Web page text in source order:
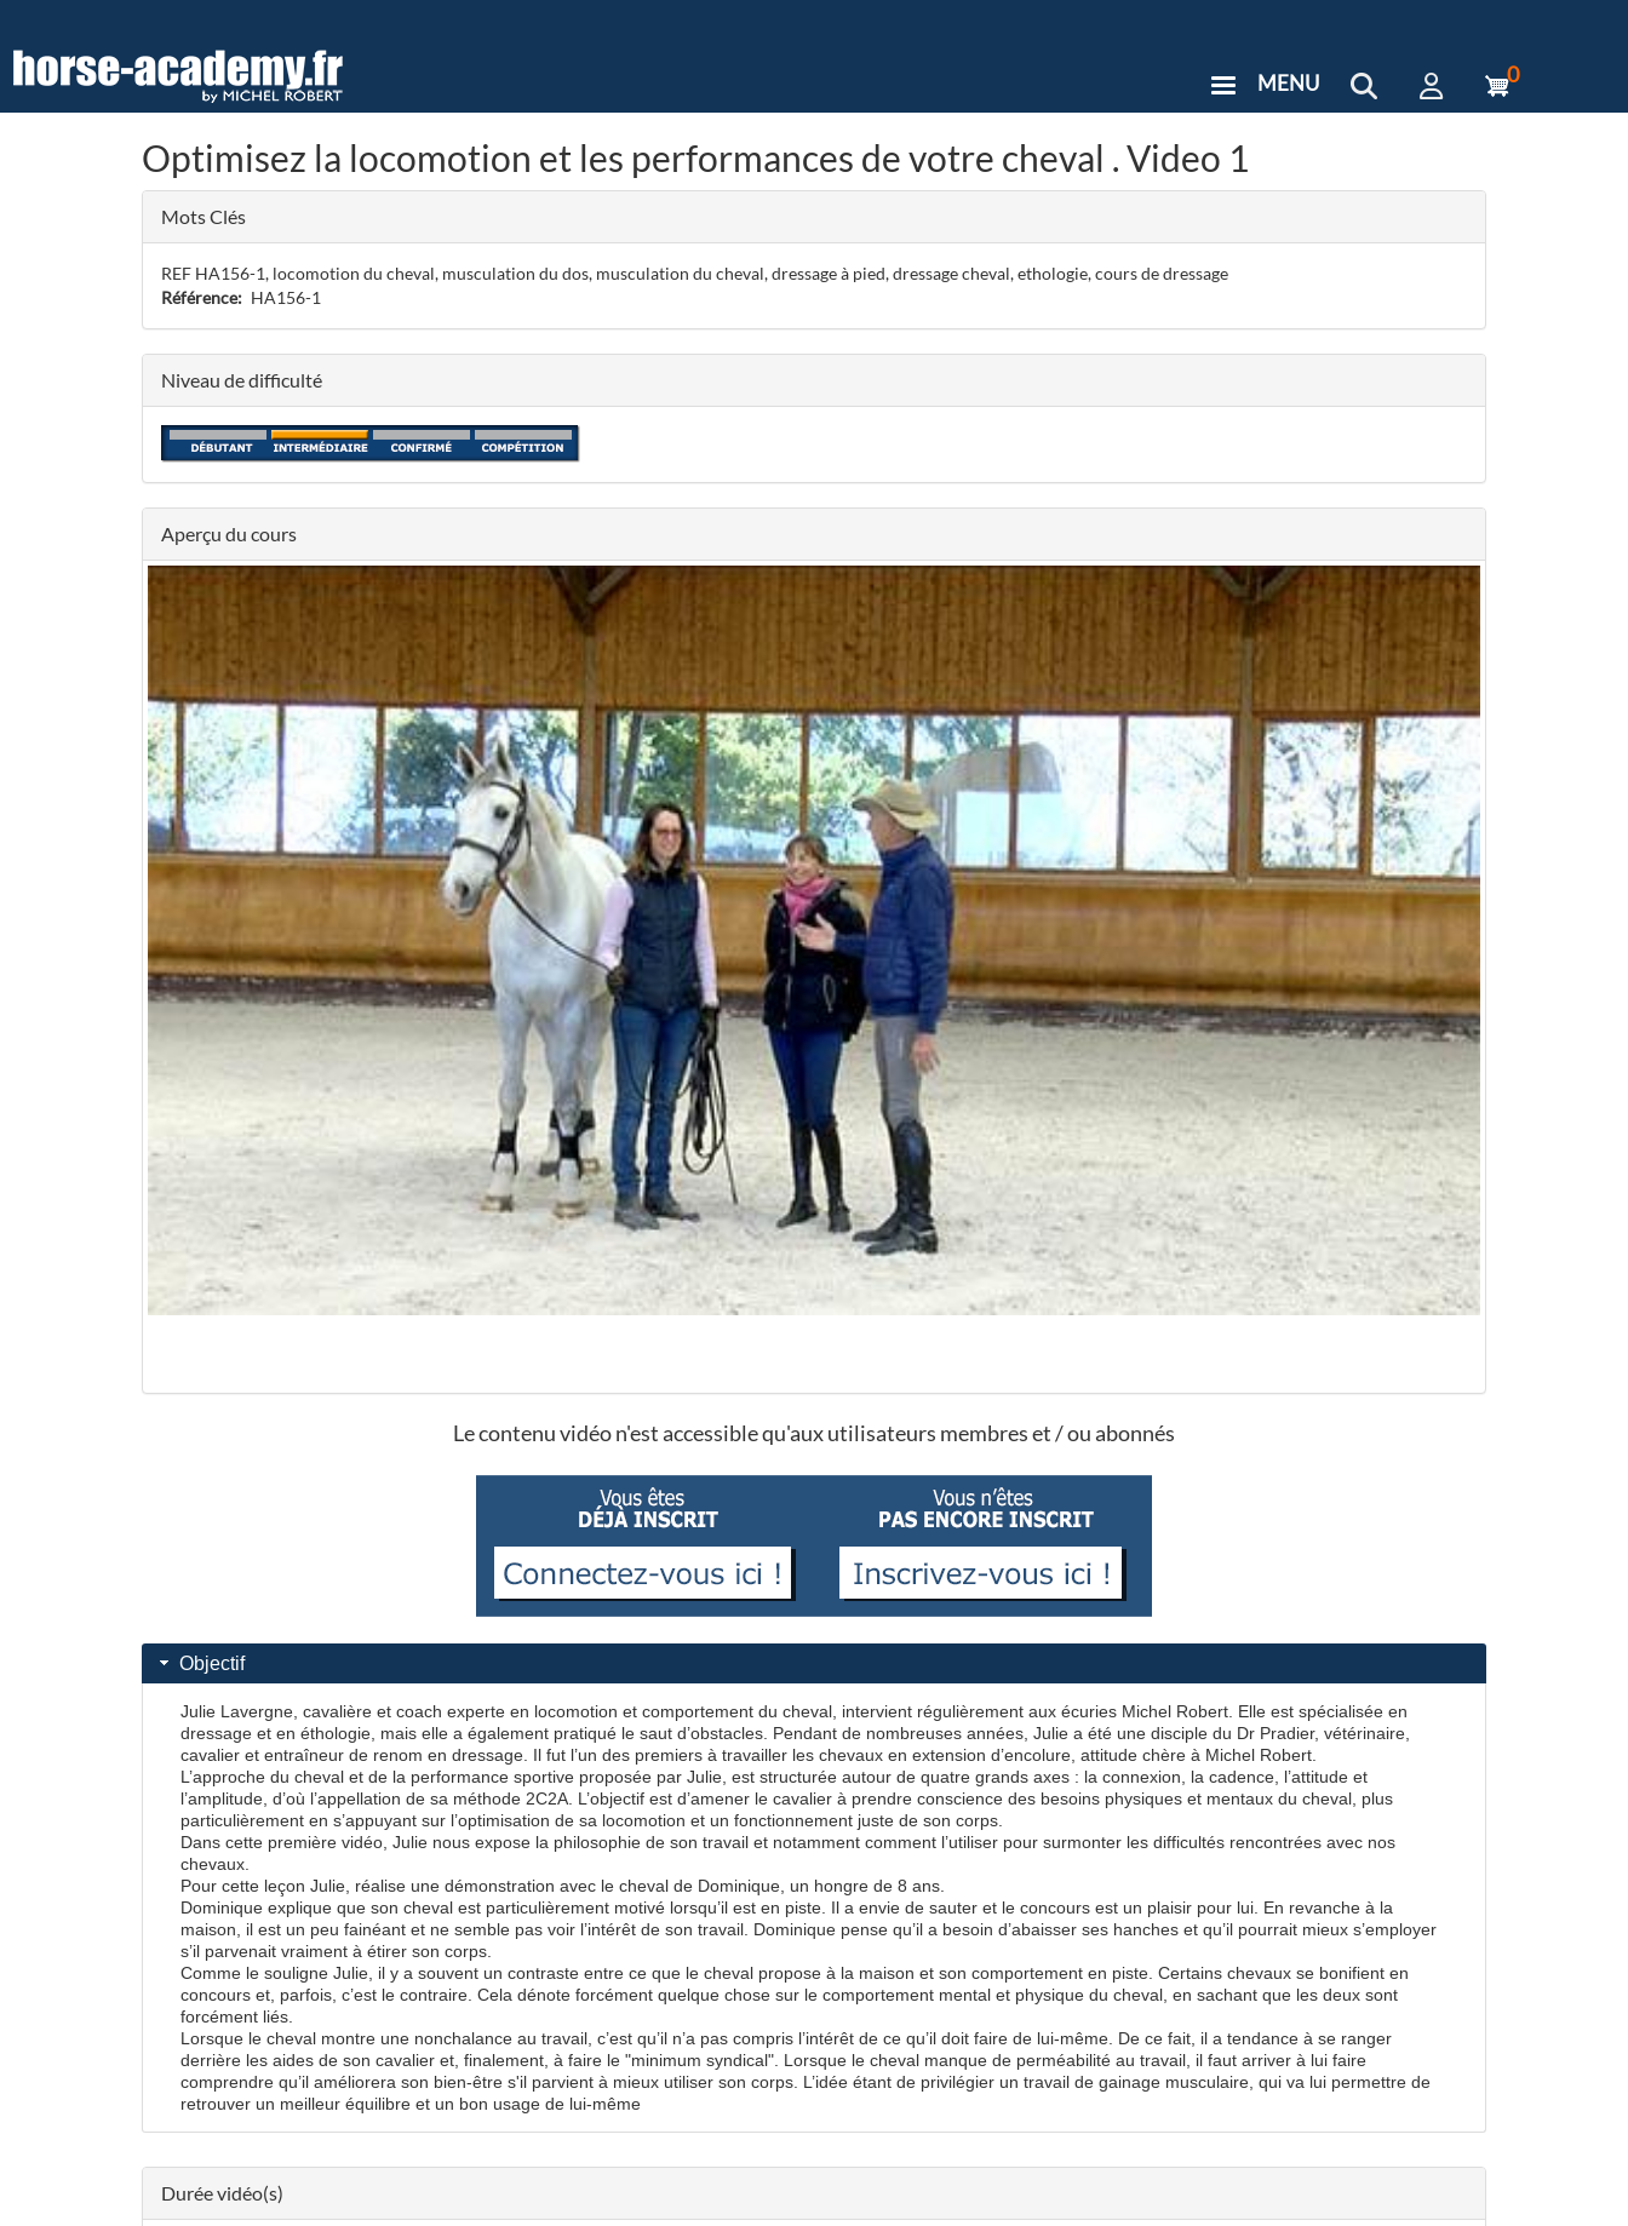
au
contenu
User
Custom
MENU 0
Optimisez la locomotion et les performances de votre cheval . Video 1
Mots Clés
REF HA156-1, locomotion du cheval, musculation du dos, musculation du cheval, dressage à pied, dressage cheval, ethologie, cours de dressage
Référence
HA156-1
Niveau de difficulté
Aperçu du cours
Le contenu vidéo n'est accessible qu'aux utilisateurs membres et / ou abonnés
Objectif
Julie Lavergne, cavalière et coach experte en locomotion et comportement du cheval, intervient régulièrement aux écuries Michel Robert. Elle est spécialisée en
dressage et en éthologie, mais elle a également pratiqué le saut d’obstacles. Pendant de nombreuses années, Julie a été une disciple du Dr Pradier, vétérinaire,
cavalier et entraîneur de renom en dressage. Il fut l’un des premiers à travailler les chevaux en extension d’encolure, attitude chère à Michel Robert.
L’approche du cheval et de la performance sportive proposée par Julie, est structurée autour de quatre grands axes : la connexion, la cadence, l’attitude et
l’amplitude, d’où l’appellation de sa méthode 2C2A. L’objectif est d’amener le cavalier à prendre conscience des besoins physiques et mentaux du cheval, plus
particulièrement en s’appuyant sur l’optimisation de sa locomotion et un fonctionnement juste de son corps.
Dans cette première vidéo, Julie nous expose la philosophie de son travail et notamment comment l’utiliser pour surmonter les difficultés rencontrées avec nos
chevaux.
Pour cette leçon Julie, réalise une démonstration avec le cheval de Dominique, un hongre de 8 ans.
Dominique explique que son cheval est particulièrement motivé lorsqu’il est en piste. Il a envie de sauter et le concours est un plaisir pour lui. En revanche à la
maison, il est un peu fainéant et ne semble pas voir l’intérêt de son travail. Dominique pense qu’il a besoin d’abaisser ses hanches et qu’il pourrait mieux s’employer
s’il parvenait vraiment à étirer son corps.
Comme le souligne Julie, il y a souvent un contraste entre ce que le cheval propose à la maison et son comportement en piste. Certains chevaux se bonifient en
concours et, parfois, c’est le contraire. Cela dénote forcément quelque chose sur le comportement mental et physique du cheval, en sachant que les deux sont
forcément liés.
Lorsque le cheval montre une nonchalance au travail, c’est qu’il n’a pas compris l’intérêt de ce qu’il doit faire de lui-même. De ce fait, il a tendance à se ranger
derrière les aides de son cavalier et, finalement, à faire le "minimum syndical". Lorsque le cheval manque de perméabilité au travail, il faut arriver à lui faire
comprendre qu’il améliorera son bien-être s'il parvient à mieux utiliser son corps. L’idée étant de privilégier un travail de gainage musculaire, qui va lui permettre de
retrouver un meilleur équilibre et un bon usage de lui-même
Durée vidéo(s)